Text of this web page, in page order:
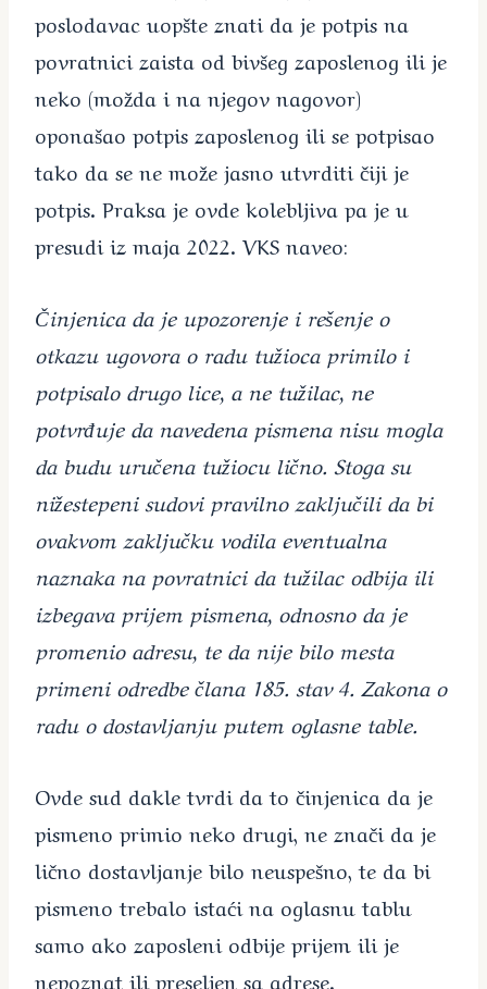
poslodavac uopšte znati da je potpis na
povratnici zaista od bivšeg zaposlenog ili je
neko (možda i na njegov nagovor)
oponašao potpis zaposlenog ili se potpisao
tako da se ne može jasno utvrditi čiji je
potpis. Praksa je ovde kolebljiva pa je u
presudi iz maja 2022. VKS naveo:
Činjenica da je upozorenje i rešenje o
otkazu ugovora o radu tužioca primilo i
potpisalo drugo lice, a ne tužilac, ne
potvrđuje da navedena pismena nisu mogla
da budu uručena tužiocu lično. Stoga su
nižestepeni sudovi pravilno zaključili da bi
ovakvom zaključku vodila eventualna
naznaka na povratnici da tužilac odbija ili
izbegava prijem pismena, odnosno da je
promenio adresu, te da nije bilo mesta
primeni odredbe člana 185. stav 4. Zakona o
radu o dostavljanju putem oglasne table.
Ovde sud dakle tvrdi da to činjenica da je
pismeno primio neko drugi, ne znači da je
lično dostavljanje bilo neuspešno, te da bi
pismeno trebalo istaći na oglasnu tablu
samo ako zaposleni odbije prijem ili je
nepoznat ili preseljen sa adrese.